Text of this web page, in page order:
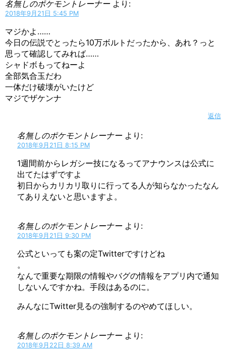
名無しのポケモントレーナー より:
2018年9月21日 5:45 PM
マジかよ……
今日の伝説でとったら10万ボルトだったから、あれ？っと
思って確認してみれば……
シャドボもってねーよ
全部気合玉だわ
一体だけ破壊がいたけど
マジでザケンナ
返信
名無しのポケモントレーナー より:
2018年9月21日 8:15 PM
1週間前からレガシー技になるってアナウンスは公式に
出てたはずですよ
初日からカリカリ取りに行ってる人が知らなかったなん
てありえないと思いますよ。
名無しのポケモントレーナー より:
2018年9月21日 9:30 PM
公式といっても案の定Twitterですけどね
。
なんで重要な期限の情報やバグの情報をアプリ内で通知
しないんですかね。手段はあるのに。
みんなにTwitter見るの強制するのやめてほしい。
名無しのポケモントレーナー より:
2018年9月22日 8:39 AM